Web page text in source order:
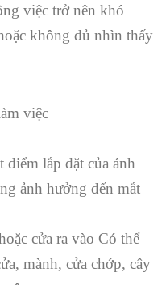
việc trở nên khó
không đủ nhìn thấy
điểm lắp đặt của ánh
ảnh hưởng đến mắt
cửa ra vào Có thể
mành, cửa chớp, cây